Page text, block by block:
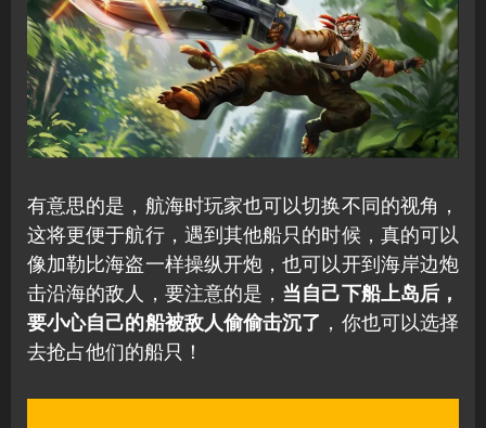
有意思的是，航海时玩家也可以切换不同的视角，
这将更便于航行，遇到其他船只的时候，真的可以
像加勒比海盗一样操纵开炮，也可以开到海岸边炮
击沿海的敌人，要注意的是， 当自己下船上岛后，
要小心自己的船被敌人偷偷击沉了 ，你也可以选择
去抢占他们的船只！